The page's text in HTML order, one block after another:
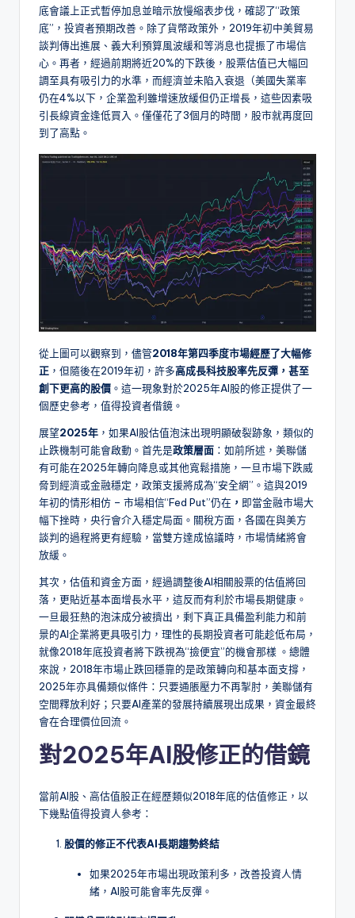
底會議上正式暫停加息並暗示放慢縮表步伐，確認了“政策
底”，投資者預期改善。除了貨幣政策外，2019年初中美貿易
談判傳出進展、義大利預算風波緩和等消息也提振了市場信
心。再者，經過前期將近20%的下跌後，股票估值已大幅回
調至具有吸引力的水準，而經濟並未陷入衰退（美國失業率
仍在4%以下，企業盈利雖增速放緩但仍正增長，這些因素吸
引長線資金逢低買入。僅僅花了3個月的時間，股市就再度回
到了高點。
從上圖可以觀察到，儘管2018年第四季度市場經歷了大幅修
正 ，但隨後在2019年初，許多高成長科技股率先反彈，甚至
創下更高的股價 。這一現象對於2025年AI股的修正提供了一
個歷史參考，值得投資者借鏡。
展望2025年 ，如果AI股估值泡沫出現明顯破裂跡象，類似的
止跌機制可能會啟動。首先是政策層面 ：如前所述，美聯儲
有可能在2025年轉向降息或其他寬鬆措施，一旦市場下跌威
脅到經濟或金融穩定，政策支援將成為“安全網”。這與2019
年初的情形相仿 – 市場相信“Fed Put”仍在 ， 即當金融市場大
幅下挫時，央行會介入穩定局面。關稅方面，各國在與美方
談判的過程將更有經驗，當雙方達成協議時，市場情緒將會
放緩。
其次，估值和資金方面，經過調整後AI相關股票的估值將回
落，更貼近基本面增長水平，這反而有利於市場長期健康。
一旦最狂熱的泡沫成分被擠出，剩下真正具備盈利能力和前
景的AI企業將更具吸引力，理性的長期投資者可能趁低布局，
就像2018年底投資者將下跌視為“撿便宜”的機會那樣 。總體
來說，2018年市場止跌回穩靠的是政策轉向和基本面支撐，
2025年亦具備類似條件：只要通脹壓力不再掣肘，美聯儲有
空間釋放利好；只要AI產業的發展持續展現出成果，資金最終
會在合理價位回流。
對2025年AI股修正的借鏡
當前AI股、高估值股正在經歷類似2018年底的估值修正，以
下幾點值得投資人參考：
股價的修正不代表AI長期趨勢終結
如果2025年市場出現政策利多，改善投資人情
緒，AI股可能會率先反彈。